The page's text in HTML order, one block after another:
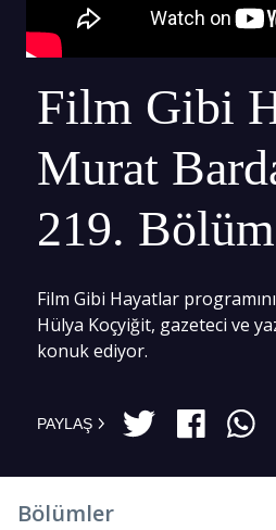
Film Gibi
Murat
219. Bölüm
Film Gibi Hayatlar
Hülya Koçyiğit, gazeteci ve
konuk ediyor.
PAYLAŞ
Bölümler